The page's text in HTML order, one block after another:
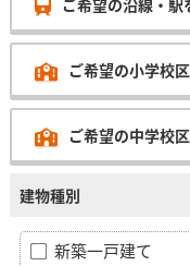
ご希望の沿線・駅
ご希望の小学校
ご希望の中学校
建物種別
新築一戸建て